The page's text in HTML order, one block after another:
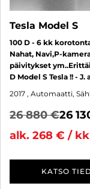
Tesla Model S
100 D - 6 kk
Nahat, Navi,P-
päivitykset
D Model S Tesla !! -
2017 , Automaatti,
26 880 €26
alk. 268 € / kk
KATSO